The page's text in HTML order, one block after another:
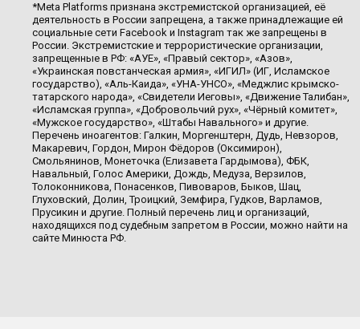
*Meta Platforms признана экстремистской организацией, её
деятельность в России запрещена, а также принадлежащие ей
социальные сети Facebook и Instagram так же запрещены в
России. Экстремистские и террористические организации,
запрещенные в РФ: «АУЕ», «Правый сектор», «Азов»,
«Украинская повстанческая армия», «ИГИЛ» (ИГ, Исламское
государство), «Аль-Каида», «УНА-УНСО», «Меджлис крымско-
татарского народа», «Свидетели Иеговы», «Движение Талибан»,
«Исламская группа», «Добровольчий рух», «Чёрный комитет»,
«Мужское государство», «Штабы Навального» и другие.
Перечень иноагентов: Галкин, Моргенштерн, Дудь, Невзоров,
Макаревич, Гордон, Мирон Фёдоров (Оксимирон),
Смольянинов, Монеточка (Елизавета Гардымова), ФБК,
Навальный, Голос Америки, Дождь, Медуза, Верзилов,
Толоконникова, Понасенков, Пивоваров, Быков, Шац,
Глуховский, Долин, Троицкий, Земфира, Гудков, Варламов,
Прусикин и другие. Полный перечень лиц и организаций,
находящихся под судебным запретом в России, можно найти на
сайте Минюста РФ.